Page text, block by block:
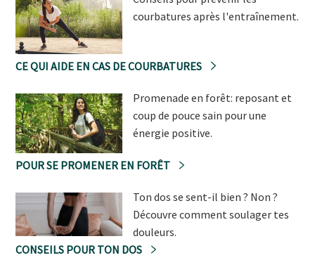
courbatures après l'entraînement.
CE QUI AIDE EN CAS DE COURBATURES
Promenade en forêt: reposant et
coup de pouce sain pour une
énergie positive.
POUR SE PROMENER EN FORÊT
Ton dos se sent-il bien ? Non ?
Découvre comment soulager tes
douleurs.
CONSEILS POUR TON DOS